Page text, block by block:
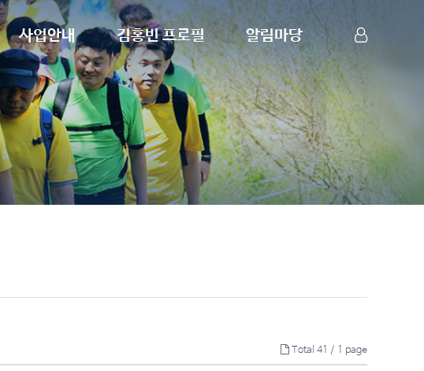
SIGN UP
사업안내
장애인
청소년
김홍빈 프로필
산악인 김홍빈
프로필
포상경력
7대륙 최고봉
8000m 14좌
스키/사이클
원정대 후원사
알림마당
공지사항
포토갤러리
영상자료실
언론보도
연례보고
행사요청
자유게시판
Total 41 / 1 page